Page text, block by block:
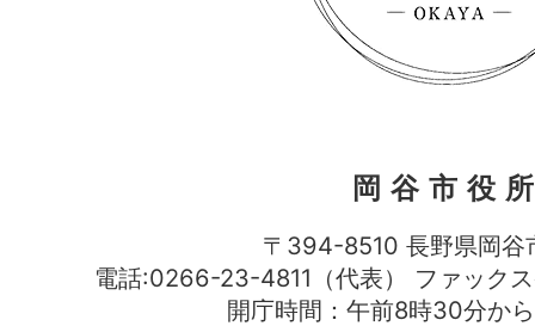
岡谷市役
〒394-8510 長野県岡谷
電話:0266-23-4811（代表） ファッ
開庁時間：午前8時30分か